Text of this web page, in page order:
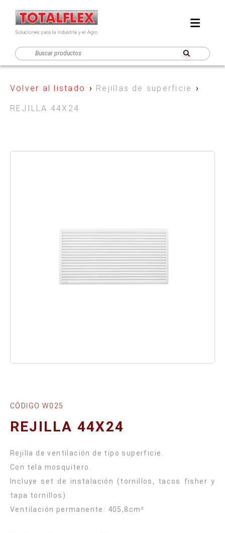
Volver al listado › Rejillas de superficie ›
REJILLA 44X24
CÓDIGO W025
REJILLA 44X24
Rejilla de ventilación de tipo superficie.
Con tela mosquitero.
Incluye set de instalación (tornillos, tacos fisher y
tapa tornillos).
Ventilación permanente: 405,8cm²